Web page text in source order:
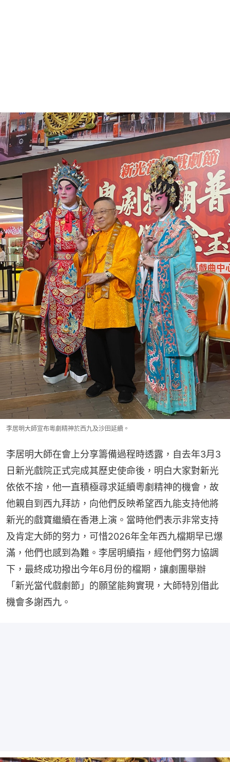
李居明大師宣布粵劇精神於西九及沙田延續。
李居明大師在會上分享籌備過程時透露，自去年3月3
日新光戲院正式完成其歷史使命後，明白大家對新光
依依不捨，他一直積極尋求延續粵劇精神的機會，故
他親自到西九拜訪，向他們反映希望西九能支持他將
新光的戲寶繼續在香港上演。當時他們表示非常支持
及肯定大師的努力，可惜2026年全年西九檔期早已爆
滿，他們也感到為難。李居明續指，經他們努力協調
下，最終成功撥出今年6月份的檔期，讓劇團舉辦
「新光當代戲劇節」的願望能夠實現，大師特別借此
機會多謝西九。